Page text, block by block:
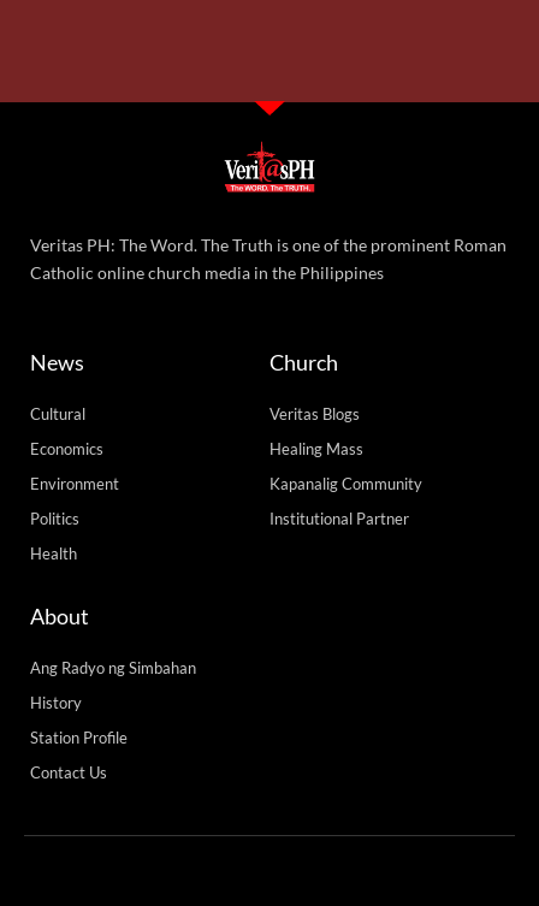
Veritas PH: The Word. The Truth is one of the prominent Roman
Catholic online church media in the Philippines
News
Cultural
Economics
Environment
Politics
Health
Church
Veritas Blogs
Healing Mass
Kapanalig Community
Institutional Partner
About
Ang Radyo ng Simbahan
History
Station Profile
Contact Us